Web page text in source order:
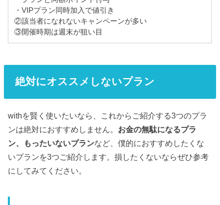
・VIPプラン同時加入で値引き
②該当者になれないキャンペーンが多い
③開催時期は週末が狙い目
絶対にオススメしないプラン
withを賢く使いたいなら、これからご紹介する3つのプラ
ンは絶対におすすめしません。 お金の無駄になるプラ
ン、もったいないプランなど、僕的におすすめしたくな
いプランを3つご紹介します。損したくないならぜひ参考
にしてみてください。